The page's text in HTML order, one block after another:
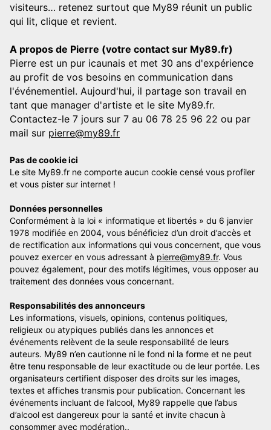
visiteurs… retenez surtout que My89 réunit un public
qui lit, clique et revient.
A propos de Pierre (votre contact sur My89.fr)
Pierre est un pur icaunais et met 30 ans d'expérience
au profit de vos besoins en communication dans
l'événementiel. Aujourd'hui, il partage son travail en
tant que manager d'artiste et le site My89.fr.
Contactez-le 7 jours sur 7 au 06 78 25 96 22 ou par
mail sur pierre@my89.fr
Pas de cookie ici
Le site My89.fr ne comporte aucun cookie censé vous profiler
et vous pister sur internet !
Données personnelles
Conformément à la loi « informatique et libertés » du 6 janvier
1978 modifiée en 2004, vous bénéficiez d’un droit d’accès et
de rectification aux informations qui vous concernent, que vous
pouvez exercer en vous adressant à pierre@my89.fr. Vous
pouvez également, pour des motifs légitimes, vous opposer au
traitement des données vous concernant.
Responsabilités des annonceurs
Les informations, visuels, opinions, contenus politiques,
religieux ou atypiques publiés dans les annonces et
événements relèvent de la seule responsabilité de leurs
auteurs. My89 n’en cautionne ni le fond ni la forme et ne peut
être tenu responsable de leur exactitude ou de leur portée. Les
organisateurs certifient disposer des droits sur les images,
textes et affiches transmis pour publication. Concernant les
événements incluant de l’alcool, My89 rappelle que l’abus
d’alcool est dangereux pour la santé et invite chacun à
consommer avec modération..